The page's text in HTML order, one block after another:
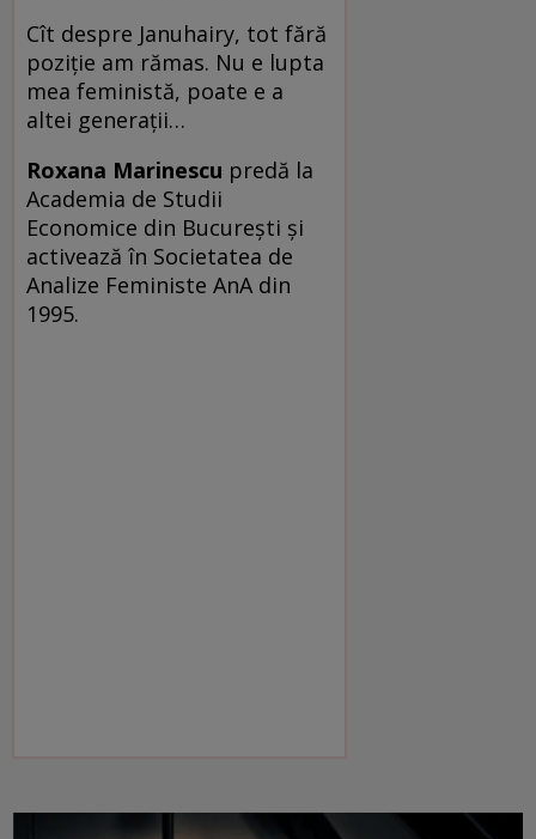
Cît despre Januhairy, tot fără
poziție am rămas. Nu e lupta
mea feministă, poate e a
altei generații…
Roxana Marinescu predă la
Academia de Stu­dii
Economice din București și
activează în Societatea de
Analize Feministe AnA din
1995.